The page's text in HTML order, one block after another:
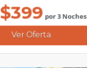
$399 por 3 Noches
Ver Oferta